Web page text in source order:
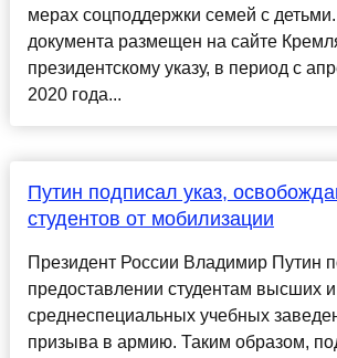
мерах соцподдержки семей с детьми.
документа размещен на сайте
президентскому указу, в период с
2020 года...
Путин подписал указ,
студентов от мобилизации
Президент России Владимир Путин
предоставлении студентам высших и
среднеспециальных учебных
призыва в армию. Таким образом,